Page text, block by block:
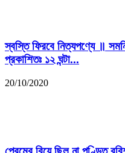
স্বস্তি ফিরবে নিত্যপণ্যে ॥
প্রকাশিতঃ ১২ ঘন্টা...
20/10/2020